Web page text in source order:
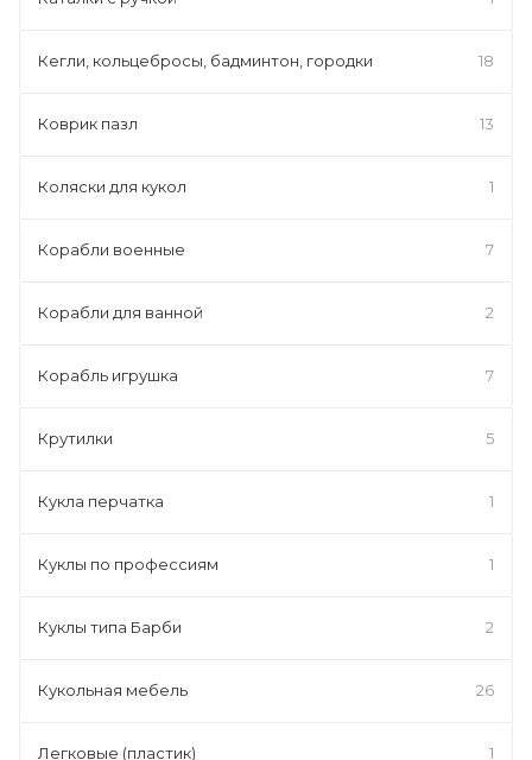
Кегли, кольцебросы, бадминтон, городки 18
Коврик пазл 13
Коляски для кукол 1
Корабли военные 7
Корабли для ванной 2
Корабль игрушка 7
Крутилки 5
Кукла перчатка 1
Куклы по профессиям 1
Куклы типа Барби 2
Кукольная мебель 26
Легковые (пластик) 1